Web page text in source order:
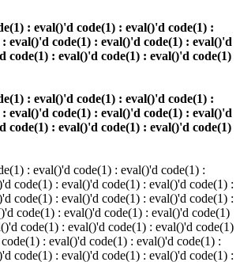
: eval()'d code(1) : eval()'d code(1) :
eval()'d code(1) : eval()'d code(1) : eval()'d
code(1) : eval()'d code(1) : eval()'d code(1)
: eval()'d code(1) : eval()'d code(1) :
eval()'d code(1) : eval()'d code(1) : eval()'d
code(1) : eval()'d code(1) : eval()'d code(1)
: eval()'d code(1) : eval()'d code(1) :
code(1) : eval()'d code(1) : eval()'d code(1) :
code(1) : eval()'d code(1) : eval()'d code(1) :
code(1) : eval()'d code(1) : eval()'d code(1)
code(1) : eval()'d code(1) : eval()'d code(1)
: eval()'d code(1) : eval()'d code(1) :
code(1) : eval()'d code(1) : eval()'d code(1) :